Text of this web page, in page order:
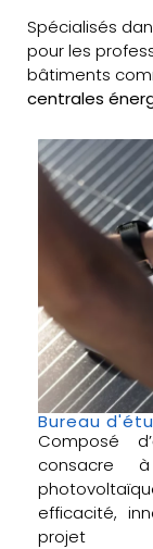
Spécialisés
pour les
bâtiments
centrales
Bureau
Composé d’
consacre
efficacité,
projet